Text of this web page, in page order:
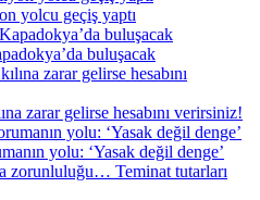
yolcu geçiş yaptı
buluşacak
zarar gelirse hesabını verirsiniz!
yolu: ‘Yasak değil denge’